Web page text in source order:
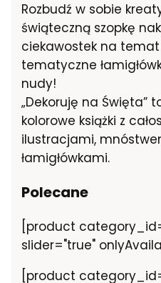
Rozbudź w sobie
świąteczną szopkę
ciekawostek na temat
tematyczne
nudy!
„Dekoruję na Święta”
kolorowe książki z
ilustracjami,
łamigłówkami.
Polecane
[product
slider="true"
[product